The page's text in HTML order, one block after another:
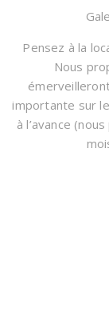
Pensez à la
Nous
importante sur
à l’avance